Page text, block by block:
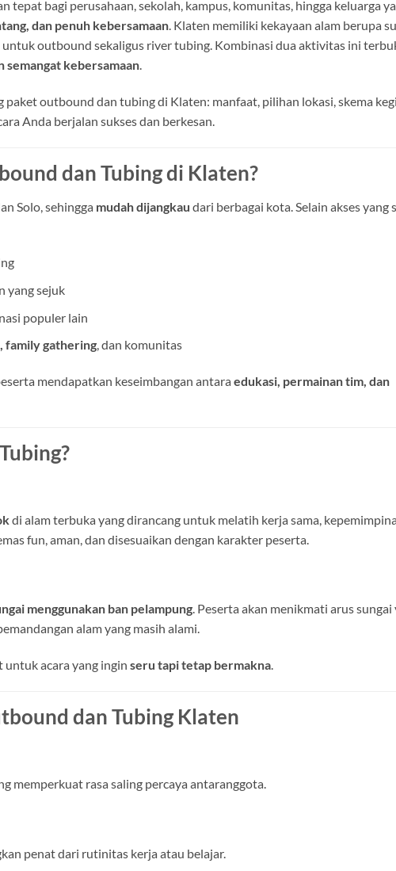
tepat bagi perusahaan, sekolah, kampus, komunitas, hingga keluarga
dan penuh kebersamaan. Klaten memiliki kekayaan alam berupa
untuk outbound sekaligus river tubing. Kombinasi dua aktivitas ini
semangat kebersamaan.
outbound dan tubing di Klaten: manfaat, pilihan lokasi, skema
Anda berjalan sukses dan berkesan.
dan Tubing di Klaten?
Solo, sehingga mudah dijangkau dari berbagai kota. Selain akses yang
yang sejuk
populer lain
family gathering, dan komunitas
mendapatkan keseimbangan antara edukasi, permainan tim, dan
di alam terbuka yang dirancang untuk melatih kerja sama,
fun, aman, dan disesuaikan dengan karakter peserta.
menggunakan ban pelampung. Peserta akan menikmati arus sungai
alam yang masih alami.
acara yang ingin seru tapi tetap bermakna.
dan Tubing Klaten
memperkuat rasa saling percaya antaranggota.
penat dari rutinitas kerja atau belajar.